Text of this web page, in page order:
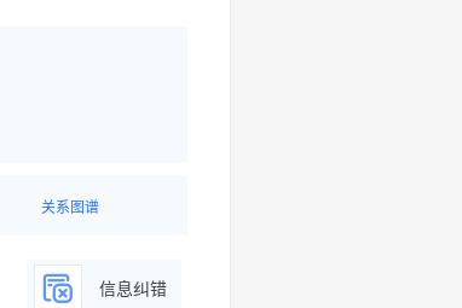
关系图谱
信息纠错